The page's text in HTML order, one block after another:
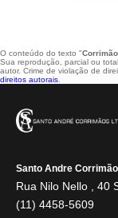
O conteúdo do texto "
Sua reprodução, parcial ou
autor. Crime de violação de
direitos autorais
Santo Andre
Rua Nilo Nello , 40
(11) 4458-5609